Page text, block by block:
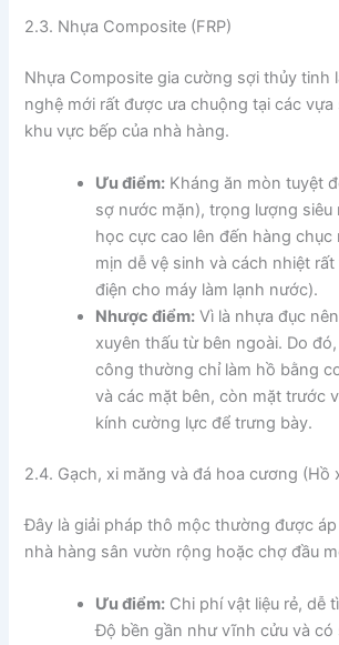
2.3. Nhựa Composite (FRP)
Nhựa Composite gia cường sợi thủy tinh
nghệ mới rất được ưa chuộng tại các vựa
khu vực bếp của nhà hàng.
Ưu điểm: Kháng ăn mòn tuyệt
sợ nước mặn), trọng lượng siêu
học cực cao lên đến hàng chục
mịn dễ vệ sinh và cách nhiệt
điện cho máy làm lạnh nước).
Nhược điểm: Vì là nhựa đục
xuyên thấu từ bên ngoài. Do
công thường chỉ làm hồ bằng
và các mặt bên, còn mặt trước
kính cường lực để trưng bày.
2.4. Gạch, xi măng và đá hoa cương (Hồ
Đây là giải pháp thô mộc thường được
nhà hàng sân vườn rộng hoặc chợ đầu
Ưu điểm: Chi phí vật liệu rẻ, dễ
Độ bền gần như vĩnh cửu và có